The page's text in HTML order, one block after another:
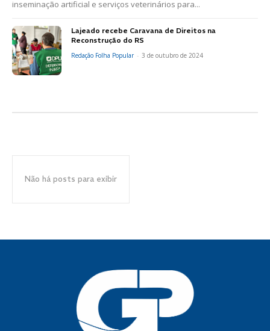
inseminação artificial e serviços veterinários para...
Lajeado recebe Caravana de Direitos na
Reconstrução do RS
Redação Folha Popular - 3 de outubro de 2024
Não há posts para exibir